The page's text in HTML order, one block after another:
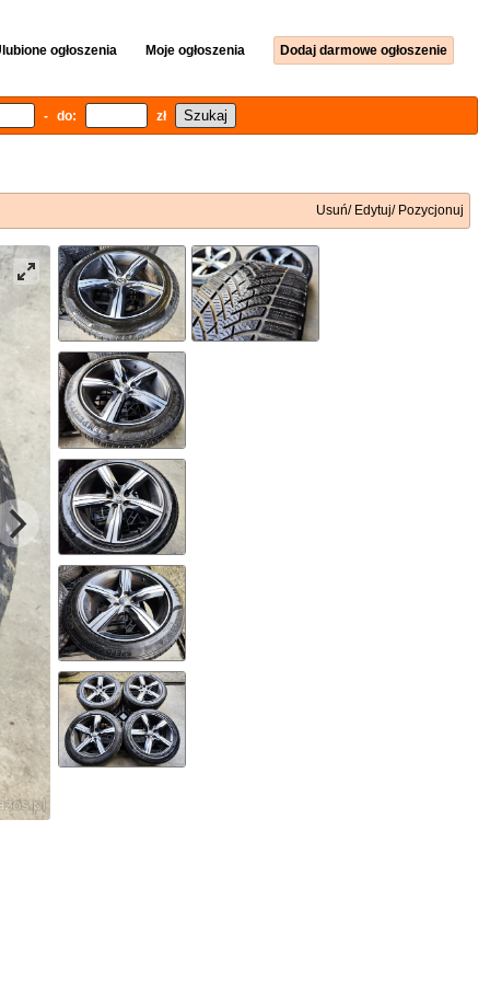
ogłoszenia Moje ogłoszenia Dodaj darmowe ogłoszenie
- do: zł
Usuń/ Edytuj/ Pozycjonuj